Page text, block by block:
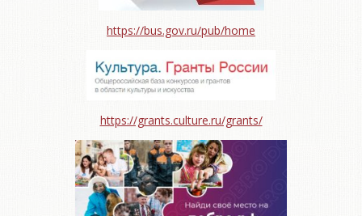
https://bus.gov.ru/pub/home
https://grants.culture.ru/grants/